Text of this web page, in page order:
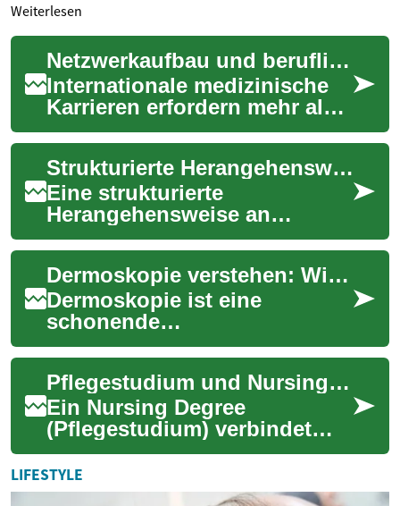
Weiterlesen
Netzwerkaufbau und berufliche Weiterbildung für internationale medizinische Karrieren
Internationale medizinische
Karrieren erfordern mehr als
klinische Kompetenz:
gezielter Netzwerkaufbau und
fortlaufen...
Strukturierte Herangehensweise an Anlagen
Eine strukturierte
Herangehensweise an
Anlagen ist für den
langfristigen
Vermögensaufbau und das
Erreichen finanziell...
Dermoskopie verstehen: Wie die Untersuchung Befunde präzisiert
Dermoskopie ist eine
schonende
Untersuchungsmethode, mit
der Hautveränderungen
detaillierter beurteilt werden
können....
Pflegestudium und Nursing Degrees: Ausbildung, Karriere, Spezialgebiete
Ein Nursing Degree
(Pflegestudium) verbindet
wissenschaftliche
Grundlagen mit praktischer
Fürsorge und öffnet Wege
LIFESTYLE